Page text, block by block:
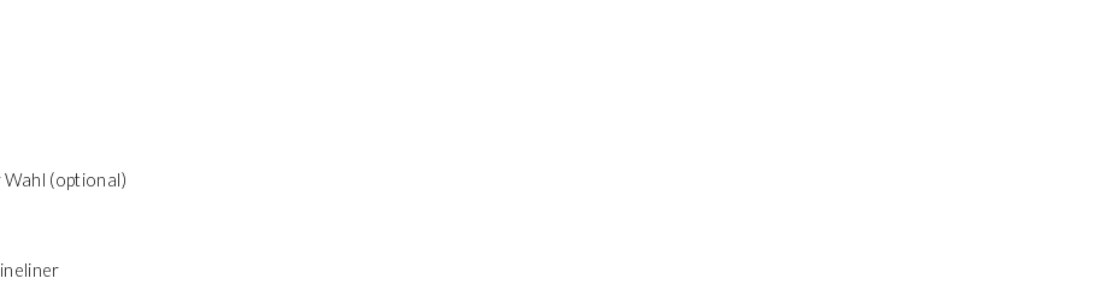
Wahl (optional)